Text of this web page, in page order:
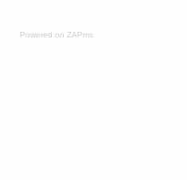
Powered on ZAPms